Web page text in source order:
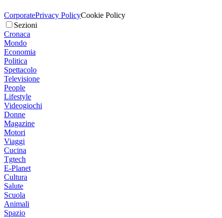
CorporatePrivacy PolicyCookie Policy
Sezioni
Cronaca
Mondo
Economia
Politica
Spettacolo
Televisione
People
Lifestyle
Videogiochi
Donne
Magazine
Motori
Viaggi
Cucina
Tgtech
E-Planet
Cultura
Salute
Scuola
Animali
Spazio